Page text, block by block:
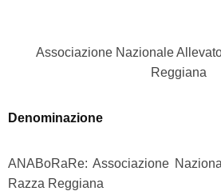
Associazione Nazionale
Reggiana
Denominazione
ANABoRaRe: Associazione
Razza Reggiana